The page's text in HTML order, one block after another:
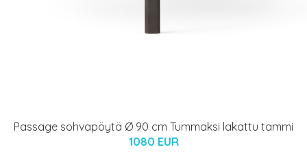
Passage sohvapöytä Ø 90 cm Tummaksi lakattu tammi
1080 EUR